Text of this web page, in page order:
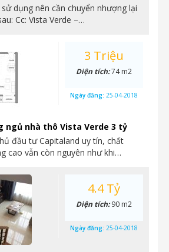
dụng nên cần chuyển nhượng lại
Cc: Vista Verde –…
ngủ nhà thô Vista Verde 3 tỷ
đầu tư Capitaland uy tín, chất
cao vẫn còn nguyên như khi…
3 Triệu
Diện tích:74 m2
Ngày đăng: 25-04-2018
4.4 Tỷ
Diện tích:90 m2
Ngày đăng: 25-04-2018